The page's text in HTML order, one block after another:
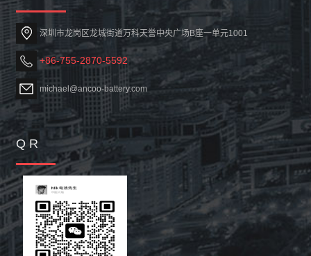
深圳市龙岗区龙城街道万科天誉中央广场B座一单元1001
+86-755-2870-5592
michael@ancoo-battery.com
Q R